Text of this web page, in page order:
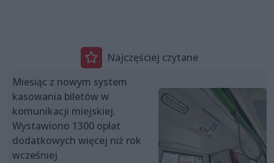
Najczęściej czytane
Miesiąc z nowym system
kasowania biletów w
komunikacji miejskiej.
Wystawiono 1300 opłat
dodatkowych więcej niż rok
wcześniej